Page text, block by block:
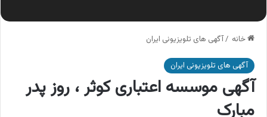
خانه /آگهی های تلویزیونی ایران
آگهی های تلویزیونی ایران
آگهی موسسه اعتباری کوثر ، روز پدر
مبارک